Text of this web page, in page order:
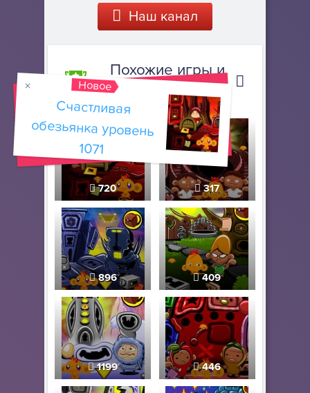
Наш канал
Похожие игры и
прохождения
720 317
896 409
1199 446
Новое
Счастливая
обезьянка уровень
1071